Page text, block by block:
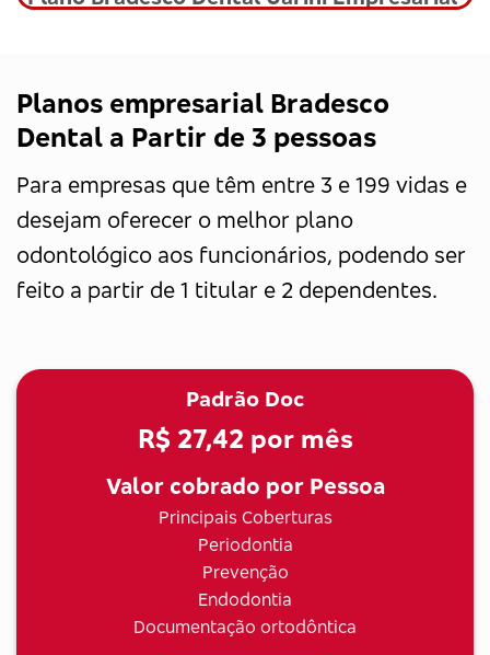
Planos empresarial Bradesco
Dental a Partir de 3 pessoas
Para empresas que têm entre 3 e 199 vidas e
desejam oferecer o melhor plano
odontológico aos funcionários, podendo ser
feito a partir de 1 titular e 2 dependentes.
Padrão Doc
R$ 27,42 por mês
Valor cobrado por Pessoa
Principais Coberturas
Periodontia
Prevenção
Endodontia
Documentação ortodôntica